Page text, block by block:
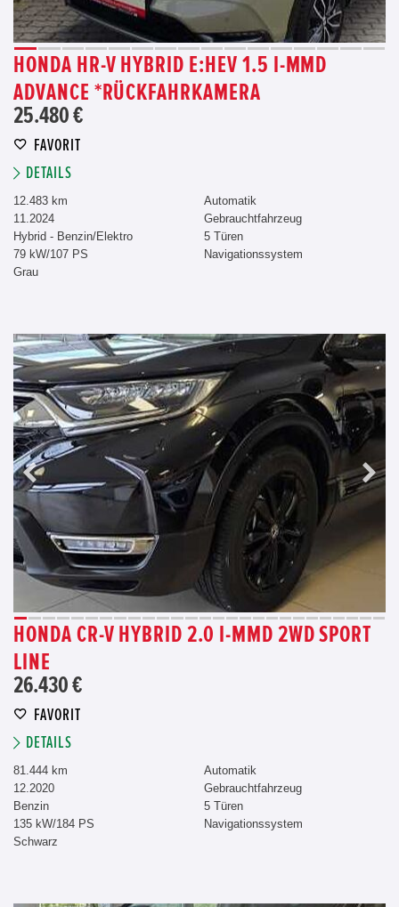
HONDA HR-V HYBRID E:HEV 1.5 I-MMD
ADVANCE *RÜCKFAHRKAMERA
25.480 €
FAVORIT
DETAILS
12.483 km
11.2024
Hybrid - Benzin/Elektro
79 kW/107 PS
Grau
Automatik
Gebrauchtfahrzeug
5 Türen
Navigationssystem
HONDA CR-V HYBRID 2.0 I-MMD 2WD SPORT
LINE
26.430 €
FAVORIT
DETAILS
81.444 km
12.2020
Benzin
135 kW/184 PS
Schwarz
Automatik
Gebrauchtfahrzeug
5 Türen
Navigationssystem